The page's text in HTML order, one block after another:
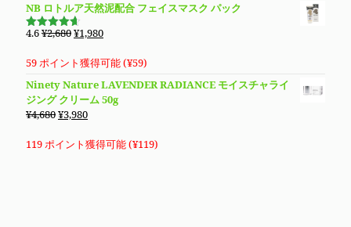
NB ロトルア天然泥配合 フェイスマスク パック
5段階で
4.6¥2,680元
価
は
¥2,680
で
た。
¥1,980現
の
格
は
す。
59 ポイント獲得可能 (¥59)
Ninety Nature LAVENDER RADIANCE モイスチャライ
ジング クリーム 50g
¥4,680元
価
¥3,980現
の
119 ポイント獲得可能 (¥119)